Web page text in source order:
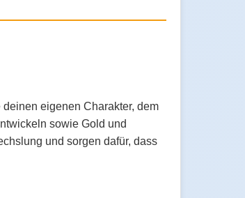
eigenen Charakter, dem
sowie Gold und
und sorgen dafür, dass